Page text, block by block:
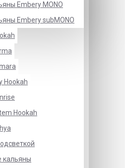
Embery MONO
Embery subMONO
Hookah
Hookah
кальяны